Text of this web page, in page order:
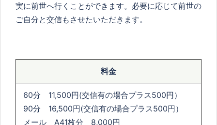
実に前世へ行くことができます。必要に応じて前世の
ご自分と交信もさせたいただきます。
料金
60分 11,500円(交信有の場合プラス500円）
90分 16,500円(交信有の場合プラス500円）
メール A41枚分 8,000円